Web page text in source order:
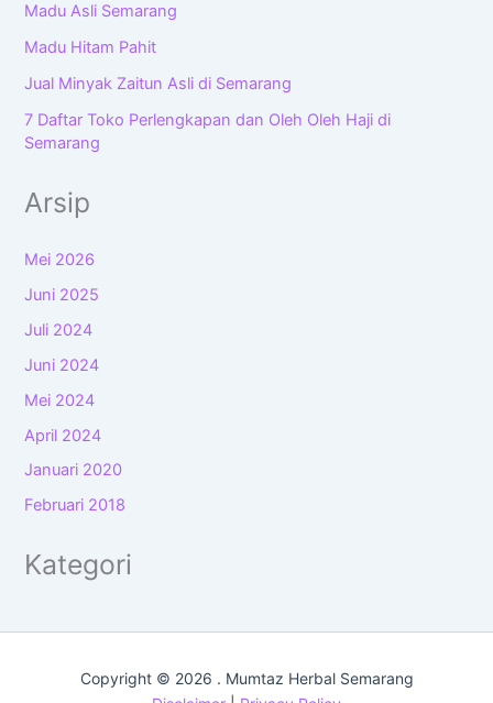
Madu Asli Semarang
Madu Hitam Pahit
Jual Minyak Zaitun Asli di Semarang
7 Daftar Toko Perlengkapan dan Oleh Oleh Haji di
Semarang
Arsip
Mei 2026
Juni 2025
Juli 2024
Juni 2024
Mei 2024
April 2024
Januari 2020
Februari 2018
Kategori
Copyright © 2026 . Mumtaz Herbal Semarang